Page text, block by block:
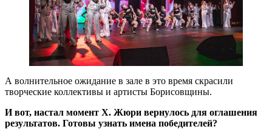
А волнительное ожидание в зале в это время скрасили
творческие коллективы и артисты Борисовщины.
И вот, настал момент Х. Жюри вернулось для оглашения
результатов. Готовы узнать имена победителей?